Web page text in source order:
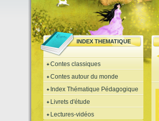
INDEX THEMATIQUE
Contes classiques
Contes autour du monde
Index Thématique Pédagogique
Livrets d'étude
Lectures-vidéos